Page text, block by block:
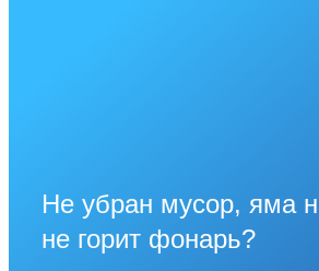
Не убран мусор, яма
не горит фонарь?